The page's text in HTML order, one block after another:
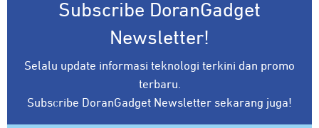
Subscribe DoranGadget
Newsletter!
Selalu update informasi teknologi terkini dan promo
terbaru.
Subscribe DoranGadget Newsletter sekarang juga!